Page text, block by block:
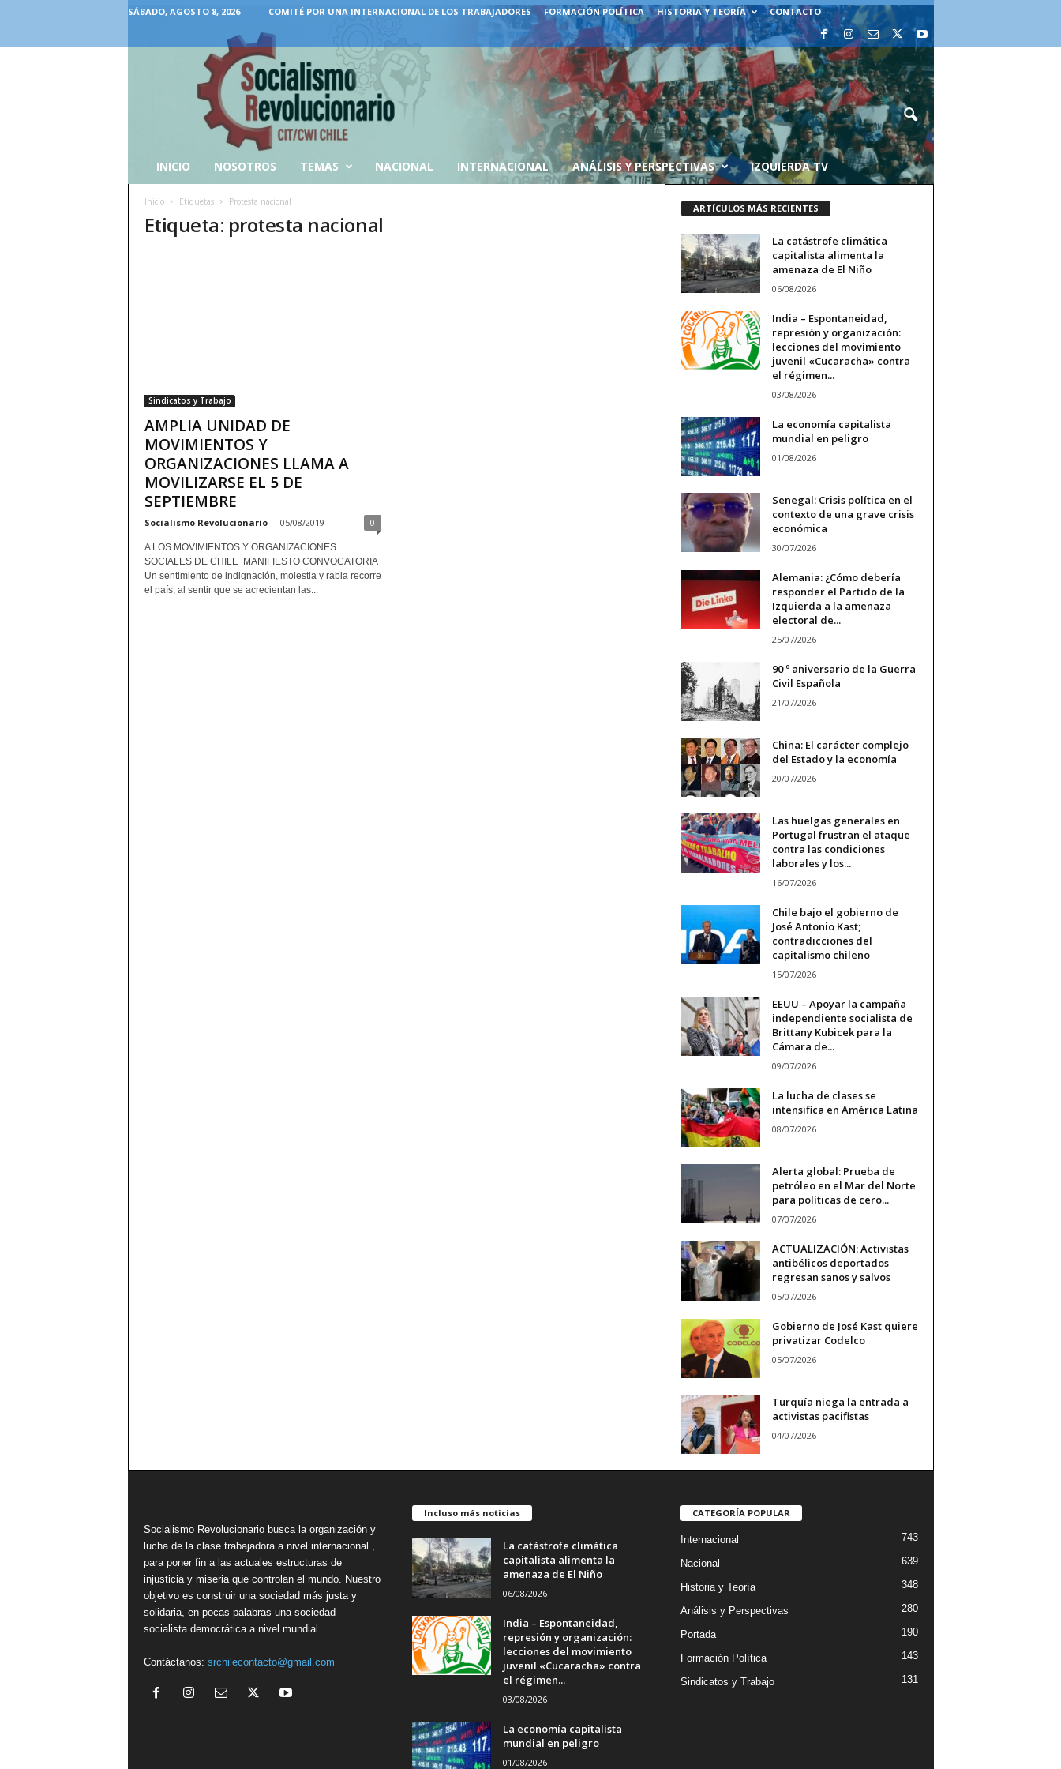
SÁBADO, AGOSTO 8, 2026 COMITÉ POR UNA INTERNACIONAL DE LOS TRABAJADORES FORMACIÓN POLÍTICA HISTORIA Y TEORÍA CONTACTO
INICIO NOSOTROS TEMAS NACIONAL INTERNACIONAL ANÁLISIS Y PERSPECTIVAS IZQUIERDA TV
Inicio Etiquetas Protesta nacional
Etiqueta: protesta nacional
Sindicatos y Trabajo
AMPLIA UNIDAD DE
MOVIMIENTOS Y
ORGANIZACIONES LLAMA A
MOVILIZARSE EL 5 DE
SEPTIEMBRE
Socialismo Revolucionario - 05/08/2019 0
A LOS MOVIMIENTOS Y ORGANIZACIONES
SOCIALES DE CHILE MANIFIESTO CONVOCATORIA
Un sentimiento de indignación, molestia y rabia recorre
el país, al sentir que se acrecientan las...
ARTÍCULOS MÁS RECIENTES
La catástrofe climática
capitalista alimenta la
amenaza de El Niño
06/08/2026
India – Espontaneidad,
represión y organización:
lecciones del movimiento
juvenil «Cucaracha» contra
el régimen...
03/08/2026
La economía capitalista
mundial en peligro
01/08/2026
Senegal: Crisis política en el
contexto de una grave crisis
económica
30/07/2026
Alemania: ¿Cómo debería
responder el Partido de la
Izquierda a la amenaza
electoral de...
25/07/2026
90 º aniversario de la Guerra
Civil Española
21/07/2026
China: El carácter complejo
del Estado y la economía
20/07/2026
Las huelgas generales en
Portugal frustran el ataque
contra las condiciones
laborales y los...
16/07/2026
Chile bajo el gobierno de
José Antonio Kast;
contradicciones del
capitalismo chileno
15/07/2026
EEUU – Apoyar la campaña
independiente socialista de
Brittany Kubicek para la
Cámara de...
09/07/2026
La lucha de clases se
intensifica en América Latina
08/07/2026
Alerta global: Prueba de
petróleo en el Mar del Norte
para políticas de cero...
07/07/2026
ACTUALIZACIÓN: Activistas
antibélicos deportados
regresan sanos y salvos
05/07/2026
Gobierno de José Kast quiere
privatizar Codelco
05/07/2026
Turquía niega la entrada a
activistas pacifistas
04/07/2026
Socialismo Revolucionario busca la organización y
lucha de la clase trabajadora a nivel internacional ,
para poner fin a las actuales estructuras de
injusticia y miseria que controlan el mundo. Nuestro
objetivo es construir una sociedad más justa y
solidaria, en pocas palabras una sociedad
socialista democrática a nivel mundial.
Contáctanos: srchilecontacto@gmail.com
Incluso más noticias
La catástrofe climática
capitalista alimenta la
amenaza de El Niño
06/08/2026
India – Espontaneidad,
represión y organización:
lecciones del movimiento
juvenil «Cucaracha» contra
el régimen...
03/08/2026
La economía capitalista
mundial en peligro
01/08/2026
CATEGORÍA POPULAR
Internacional 743
Nacional 639
Historia y Teoría 348
Análisis y Perspectivas 280
Portada 190
Formación Política 143
Sindicatos y Trabajo 131